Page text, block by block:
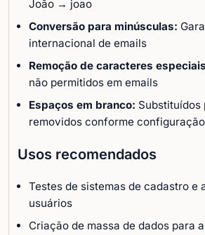
João → joao
Conversão para minúsculas:
internacional de emails
Remoção de caracteres
não permitidos em emails
Espaços em branco: Substituídos
removidos conforme configuração
Usos recomendados
Testes de sistemas de cadastro e
usuários
Criação de massa de dados para